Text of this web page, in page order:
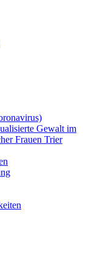
Gewalt im
Frauen Trier